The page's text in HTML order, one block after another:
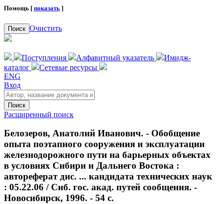
Помощь [ показать ]
Поиск Очистить
Поступления Алфавитный указатель
Имидж-
каталог
Сетевые ресурсы
ENG
Вход
Поиск
Расширенный поиск
Белозеров, Анатолий Иванович. - Обобщение
опыта поэтапного сооружения и эксплуатации
железнодорожного пути на барьерных объектах
в условиях Сибири и Дальнего Востока :
автореферат дис. ... кандидата технических наук
: 05.22.06 / Сиб. гос. акад. путей сообщения. -
Новосибирск, 1996. - 54 с.